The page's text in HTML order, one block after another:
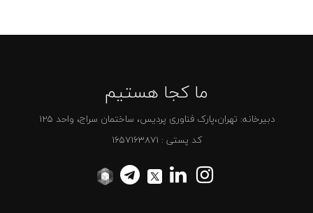
ما کجا هستیم
دبیرخانه: تهران،پارک فناوری پردیس، ساختمان سراج، واحد 125
کد پستی : 1657163871